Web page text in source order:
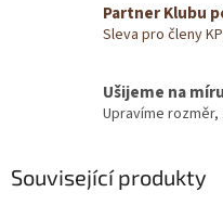
Partner Klubu
Sleva pro členy
Ušijeme na míru
Upravíme
Související produkty